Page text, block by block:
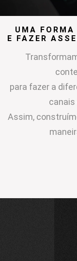
UMA
E FAZER
para fazer a
Assim,